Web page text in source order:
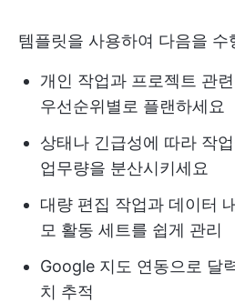
템플릿을 사용하여 다음을 수
개인 작업과 프로젝트 관
우선순위별로 플랜하세요
상태나 긴급성에 따라 작
업무량을 분산시키세요
대량 편집 작업과 데이터
모 활동 세트를 쉽게 관리
Google 지도 연동으로 달
치 추적